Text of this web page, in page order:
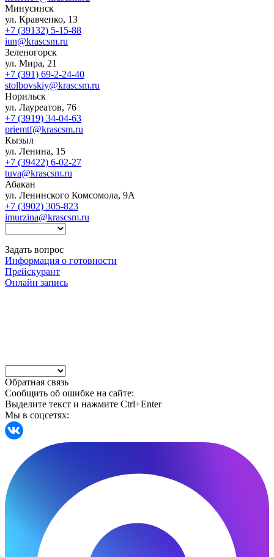
Минусинск
ул. Кравченко, 13
+7 (39132) 5-15-88
iun@krascsm.ru
Зеленогорск
ул. Мира, 21
+7 (391) 69-2-24-40
stolbovskiy@krascsm.ru
Норильск
ул. Лауреатов, 76
+7 (3919) 34-04-63
priemtf@krascsm.ru
Кызыл
ул. Ленина, 15
+7 (39422) 6-02-27
tuva@krascsm.ru
Абакан
ул. Ленинского Комсомола, 9А
+7 (3902) 305-823
imurzina@krascsm.ru
Задать вопрос
Информация о готовности
Прейскурант
Онлайн запись
Обратная связь
Сообщить об ошибке на сайте:
Выделите текст и нажмите Ctrl+Enter
Мы в соцсетях: